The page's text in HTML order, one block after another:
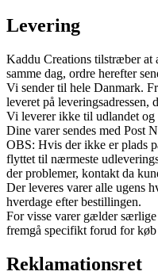
Levering
Kaddu Creations tilstræber at
samme dag, ordre herefter
Vi sender til hele Danmark.
leveret på leveringsadressen,
Vi leverer ikke til udlandet
Dine varer sendes med Post
OBS: Hvis der ikke er plads
flyttet til nærmeste
der problemer, kontakt da
Der leveres varer alle ugens
hverdage efter bestillingen.
For visse varer gælder
fremgå specifikt forud for køb
Reklamationsret